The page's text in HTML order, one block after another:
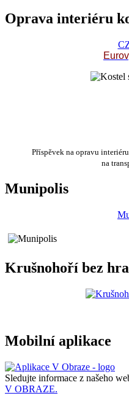
Oprava interiéru
Příspěvek na opravu
na
Munipolis
Krušnohoří bez
Mobilní aplikace
Sledujte informace z našeho
V OBRAZE.